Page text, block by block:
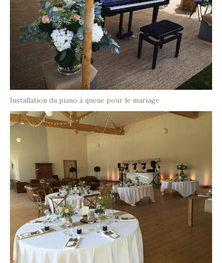
Installation du piano à queue pour le mariage